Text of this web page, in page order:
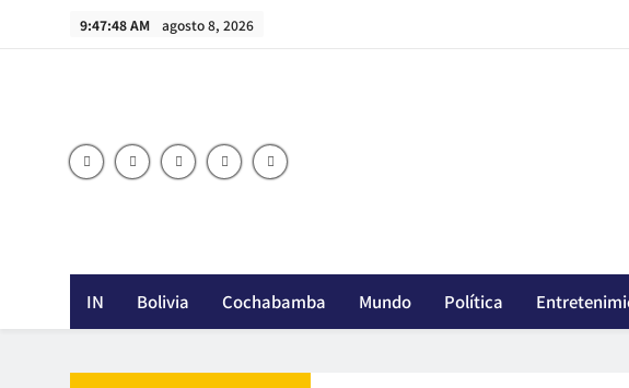
9:47:49 AM agosto 8, 2026
IN Bolivia Cochabamba Mundo Política